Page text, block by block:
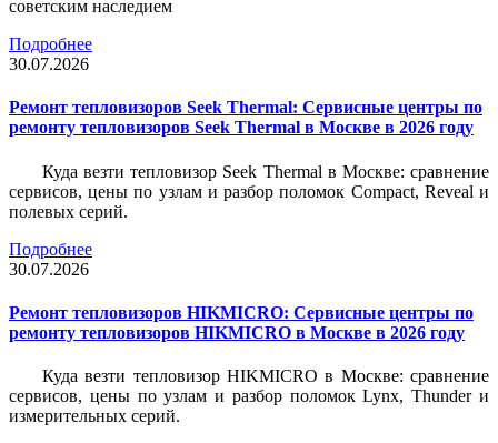
советским наследием
Подробнее
30.07.2026
Ремонт тепловизоров Seek Thermal: Сервисные центры по
ремонту тепловизоров Seek Thermal в Москве в 2026 году
Куда везти тепловизор Seek Thermal в Москве: сравнение
сервисов, цены по узлам и разбор поломок Compact, Reveal и
полевых серий.
Подробнее
30.07.2026
Ремонт тепловизоров HIKMICRO: Сервисные центры по
ремонту тепловизоров HIKMICRO в Москве в 2026 году
Куда везти тепловизор HIKMICRO в Москве: сравнение
сервисов, цены по узлам и разбор поломок Lynx, Thunder и
измерительных серий.